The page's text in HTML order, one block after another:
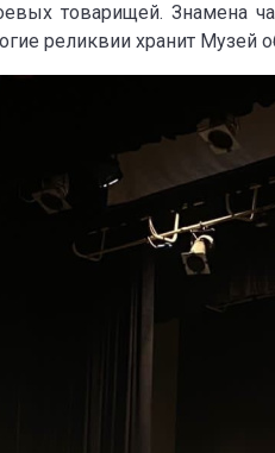
товарищей. Знамена
реликвии хранит Музей